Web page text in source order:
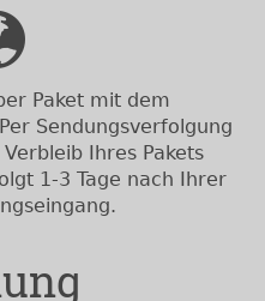
Paket mit dem
Sendungsverfolgung
Ihres Pakets
1-3 Tage nach Ihrer